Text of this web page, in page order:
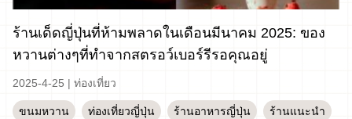
ร้านเด็ดญี่ปุ่นที่ห้ามพลาดในเดือนมีนาคม 2025: ของ
หวานต่างๆที่ทำจากสตรอว์เบอร์รีรอคุณอยู่
2025-4-25 | ท่องเที่ยว
ขนมหวาน ท่องเที่ยวญี่ปุ่น ร้านอาหารญี่ปุ่น ร้านแนะนำ